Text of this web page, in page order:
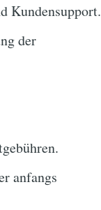
Kundensupport.
der
anfangs